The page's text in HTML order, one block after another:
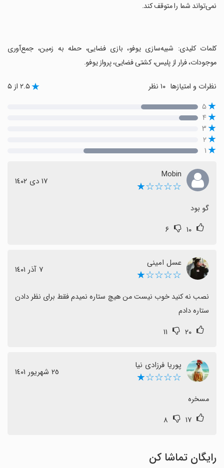
نمی‌تواند شما را متوقف کند.
‏کلمات کلیدی: شبیه‌سازی یوفو، بازی فضایی، حمله به زمین، جمع‌آوری
موجودات، فرار از پلیس، کشتی فضایی، پرواز یوفو.
نظرات و امتیازها ۲.۵ از ۵
۵
۴
۳
۲
۱
Mobin
☆☆☆☆★ ١٧ دی ١٤٠٢
گو بود
۱۰ ۶
عسل امینی
☆☆☆☆★ ٧ آذر ١٤٠١
ستاره دادم
۲۰ ۱۱
پوریا فرزادی نیا
☆☆☆☆★ ٢٥ شهریور ١٤٠١
مسخره
۱۷ ۸
رایگان تماشا کن